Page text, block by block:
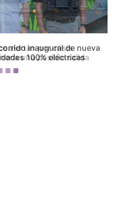
alertan por crisis
una posible salida